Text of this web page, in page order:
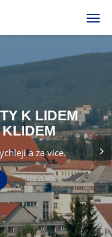
K LIDEM
a za více.